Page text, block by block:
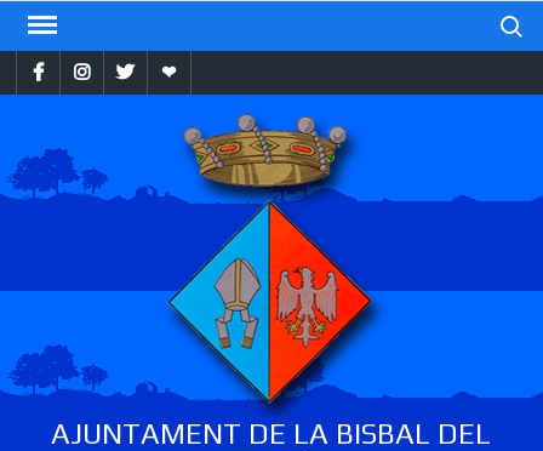
Skip
contentFacebookInstragram
TwitterEbando
AJUNTAMENT DE LA BISBAL DEL